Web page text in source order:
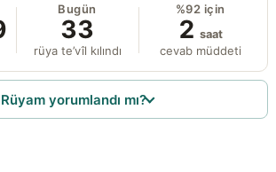
Bugün
33
rüya te’vîl kılındı
%92 için
2 saat
cevab müddeti
Rüyam yorumlandı mı?